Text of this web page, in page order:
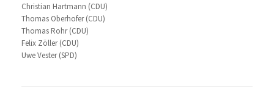
Christian Hartmann (CDU)
Thomas Oberhofer (CDU)
Thomas Rohr (CDU)
Felix Zöller (CDU)
Uwe Vester (SPD)